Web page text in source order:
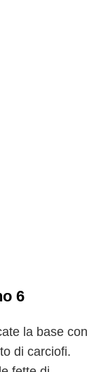
6
la base con
di carciofi.